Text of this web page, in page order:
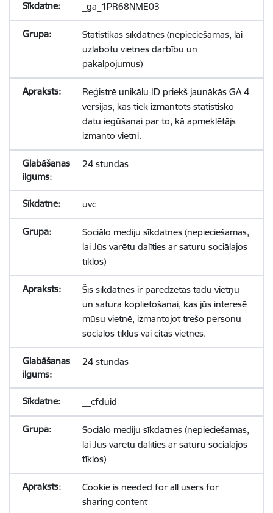
_ga_1PR68NME03
Statistikas sīkdatnes (nepieciešamas, lai
uzlabotu vietnes darbību un
pakalpojumus)
Reģistrē unikālu ID priekš jaunākās GA 4
versijas, kas tiek izmantots statistisko
datu iegūšanai par to, kā apmeklētājs
izmanto vietni.
24 stundas
uvc
Sociālo mediju sīkdatnes (nepieciešamas,
lai Jūs varētu dalīties ar saturu sociālajos
tīklos)
Šīs sīkdatnes ir paredzētas tādu vietņu
un satura koplietošanai, kas jūs interesē
mūsu vietnē, izmantojot trešo personu
sociālos tīklus vai citas vietnes.
24 stundas
__cfduid
Sociālo mediju sīkdatnes (nepieciešamas,
lai Jūs varētu dalīties ar saturu sociālajos
tīklos)
Cookie is needed for all users for
sharing content